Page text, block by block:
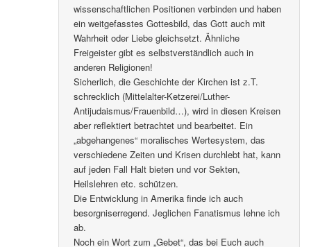
wissenschaftlichen Positionen verbinden und haben
ein weitgefasstes Gottesbild, das Gott auch mit
Wahrheit oder Liebe gleichsetzt. Ähnliche
Freigeister gibt es selbstverständlich auch in
anderen Religionen!
Sicherlich, die Geschichte der Kirchen ist z.T.
schrecklich (Mittelalter-Ketzerei/Luther-
Antijudaismus/Frauenbild…), wird in diesen Kreisen
aber reflektiert betrachtet und bearbeitet. Ein
„abgehangenes“ moralisches Wertesystem, das
verschiedene Zeiten und Krisen durchlebt hat, kann
auf jeden Fall Halt bieten und vor Sekten,
Heilslehren etc. schützen.
Die Entwicklung in Amerika finde ich auch
besorgniserregend. Jeglichen Fanatismus lehne ich
ab.
Noch ein Wort zum „Gebet“, das bei Euch auch